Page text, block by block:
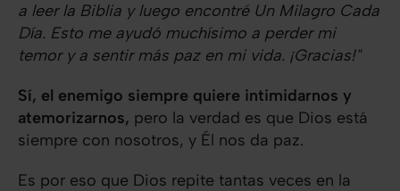
a leer la Biblia y luego encontré Un Milagro Cada
Día. Esto me ayudó muchísimo a perder mi
temor y a sentir más paz en mi vida. ¡Gracias!"
Sí, el enemigo siempre quiere intimidarnos y
atemorizarnos, pero la verdad es que Dios está
siempre con nosotros, y Él nos da paz.
Es por eso que Dios repite tantas veces en la